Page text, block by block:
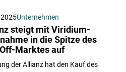
Unternehmen
steigt mit Viridium-
in die Spitze des
Marktes auf
der Allianz hat den Kauf des